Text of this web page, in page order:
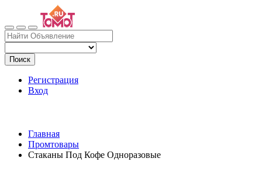
Поиск
Регистрация
Вход
Главная
Промтовары
Стаканы Под Кофе Одноразовые